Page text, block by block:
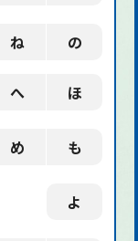
ね の
へ ほ
め も
よ